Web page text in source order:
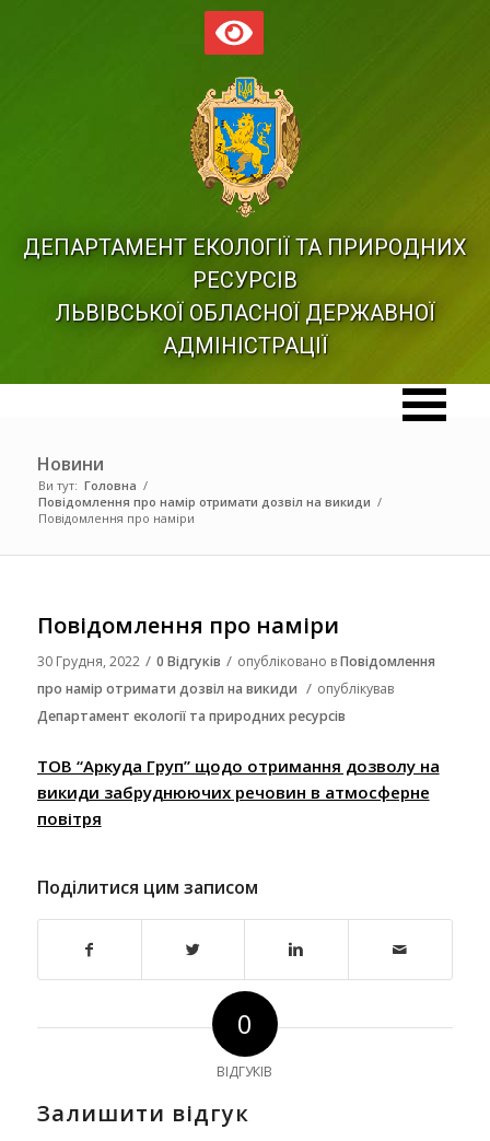
ДЕПАРТАМЕНТ ЕКОЛОГІЇ ТА ПРИРОДНИХ
РЕСУРСІВ
ЛЬВІВСЬКОЇ ОБЛАСНОЇ ДЕРЖАВНОЇ
АДМІНІСТРАЦІЇ
Новини
Ви тут: Головна /
Повідомлення про намір отримати дозвіл на викиди /
Повідомлення про наміри
Повідомлення про наміри
30 Грудня, 2022 / 0 Відгуків / опубліковано вПовідомлення
про намір отримати дозвіл на викиди / опублікував
Департамент екології та природних ресурсів
ТОВ “Аркуда Груп” щодо отримання дозволу на
викиди забруднюючих речовин в атмосферне
повітря
Поділитися цим записом
0
ВІДГУКІВ
Залишити відгук